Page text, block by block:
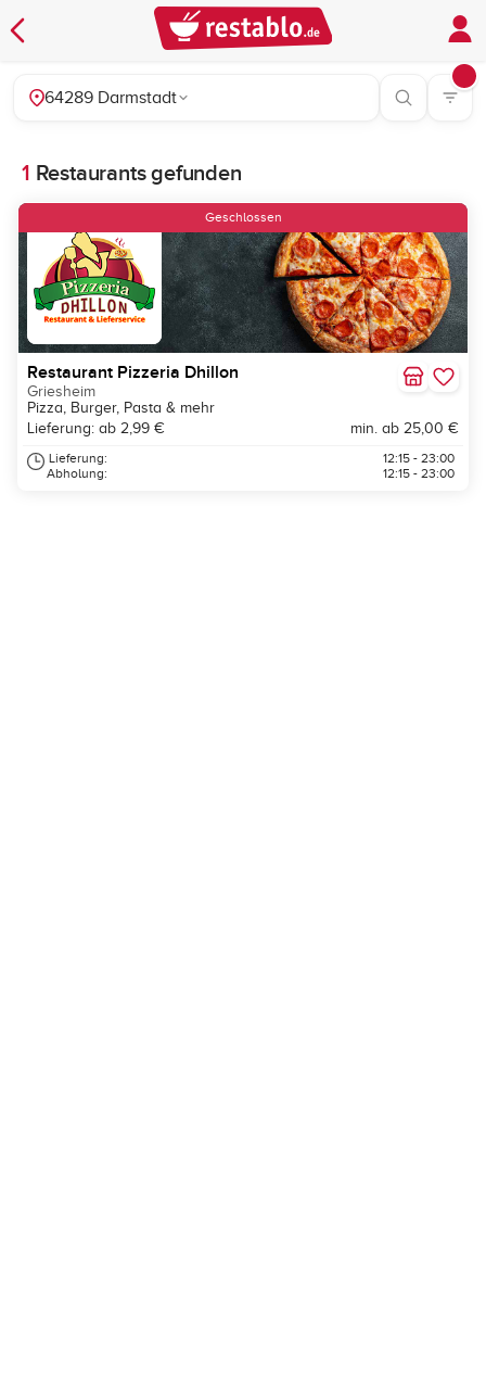
64289 Darmstadt
1 Restaurants gefunden
Geschlossen
Restaurant Pizzeria Dhillon
Griesheim
Pizza, Burger, Pasta & mehr
Lieferung: ab 2,99 €
min. ab 25,00 €
Lieferung:
Abholung:
12:15 - 23:00
12:15 - 23:00